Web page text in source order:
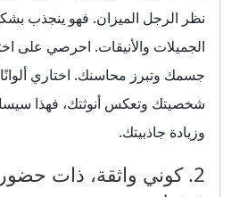
نظر الرجل الميزان. فهو ينجذب
الجميلات والأنيقات. احرصي على
جسمك وتبرز محاسنك. اختاري
شخصيتك وتعكس أنوثتك، فهذا
وزيادة جاذبيتك.
2. كوني واثقة، ذات